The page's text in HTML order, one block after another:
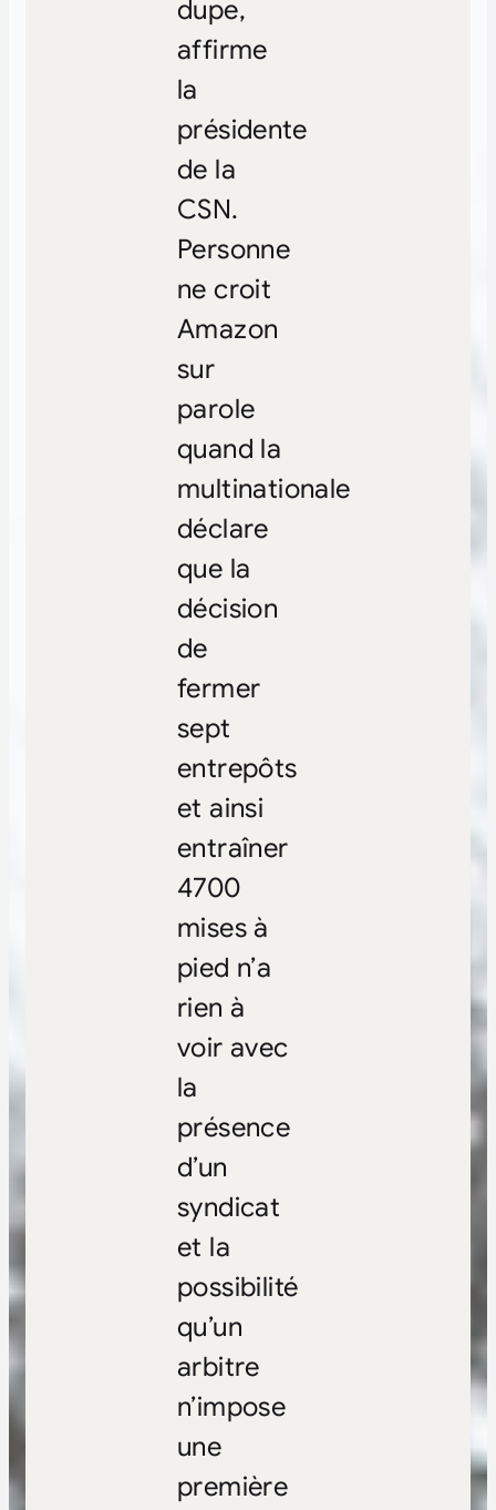
dupe,
affirme
la
présidente
de la
CSN.
Personne
ne croit
Amazon
sur
parole
quand la
multinationale
déclare
que la
décision
de
fermer
sept
entrepôts
et ainsi
entraîner
4700
mises à
pied n’a
rien à
voir avec
la
présence
d’un
syndicat
et la
possibilité
qu’un
arbitre
n’impose
une
première